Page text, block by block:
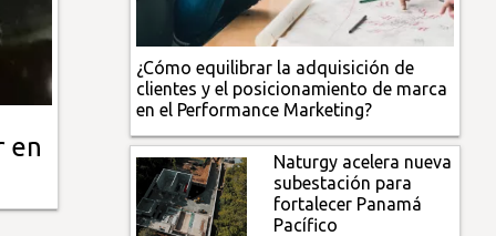
en
¿Cómo equilibrar la adquisición de
clientes y el posicionamiento de marca
en el Performance Marketing?
Naturgy acelera nueva
subestación para
fortalecer Panamá
Pacífico